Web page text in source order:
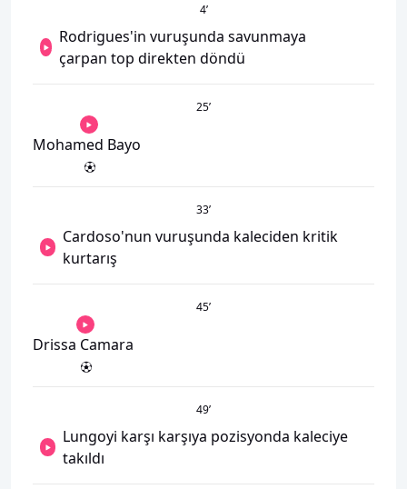
4’
Rodrigues'in vuruşunda savunmaya
çarpan top direkten döndü
25’
Mohamed Bayo
33’
Cardoso'nun vuruşunda kaleciden kritik
kurtarış
45’
Drissa Camara
49’
Lungoyi karşı karşıya pozisyonda kaleciye
takıldı